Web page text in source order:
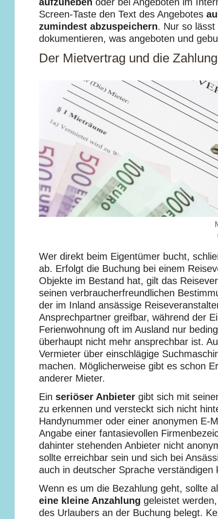
Screen-Taste den Text des Angebotes
zumindest abzuspeichern. Nur so
dokumentieren, was angeboten und
Der Mietvertrag und die
Wer direkt beim Eigentümer bucht,
ab. Erfolgt die Buchung bei einem
Objekte im Bestand hat, gilt das
seinen verbraucherfreundlichen
der im Inland ansässige
Ansprechpartner greifbar, während der
Ferienwohnung oft im Ausland nur
überhaupt nicht mehr ansprechbar ist.
Vermieter über einschlägige
machen. Möglicherweise gibt es schon
anderer Mieter.
Ein seriöser Anbieter gibt sich mit
zu erkennen und versteckt sich nicht
Handynummer oder einer anonymen E-
Angabe einer fantasievollen
dahinter stehenden Anbieter nicht
sollte erreichbar sein und sich bei
auch in deutscher Sprache verständigen
Wenn es um die Bezahlung geht, sollte
eine kleine Anzahlung geleistet
des Urlaubers an der Buchung belegt.